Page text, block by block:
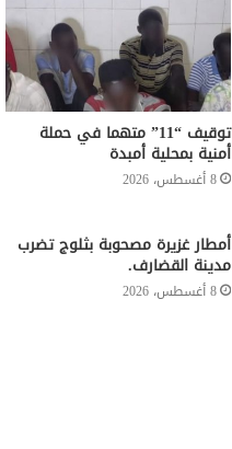
توقيف “11” متهما في حملة
أمنية بمحلية أمبدة
8 أغسطس، 2026
أمطار غزيرة مصحوبة بثلوج تضرب
مدينة القضارف.
8 أغسطس، 2026